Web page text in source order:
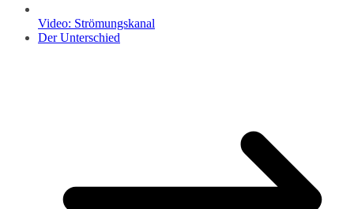
Video: Strömungskanal
Der Unterschied